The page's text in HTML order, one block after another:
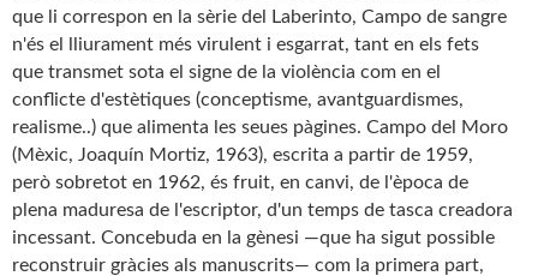
que li correspon en la sèrie del Laberinto, Campo de sangre
n'és el lliurament més virulent i esgarrat, tant en els fets
que transmet sota el signe de la violència com en el
conflicte d'estètiques (conceptisme, avantguardismes,
realisme..) que alimenta les seues pàgines. Campo del Moro
(Mèxic, Joaquín Mortiz, 1963), escrita a partir de 1959,
però sobretot en 1962, és fruit, en canvi, de l'època de
plena maduresa de l'escriptor, d'un temps de tasca creadora
incessant. Concebuda en la gènesi —que ha sigut possible
reconstruir gràcies als manuscrits— com la primera part,